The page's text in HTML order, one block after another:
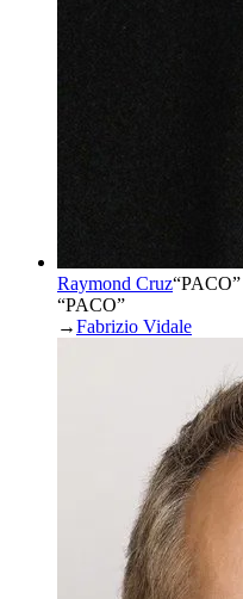
Raymond Cruz“PACO”
“PACO”
→Fabrizio Vidale